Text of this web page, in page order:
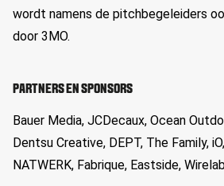
wordt namens de pitchbegeleiders
door 3MO.
PARTNERS EN SPONSORS
Bauer Media, JCDecaux, Ocean
Dentsu Creative, DEPT, The Family,
NATWERK, Fabrique, Eastside,